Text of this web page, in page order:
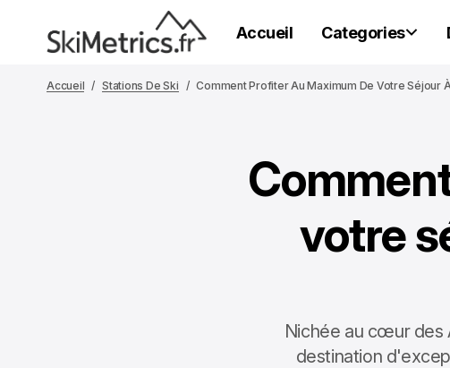
Accueil Categories
Accueil Stations De Ski Comment Profiter Au Maximum De Votre Séjour
votre
Nichée au cœur des
destination